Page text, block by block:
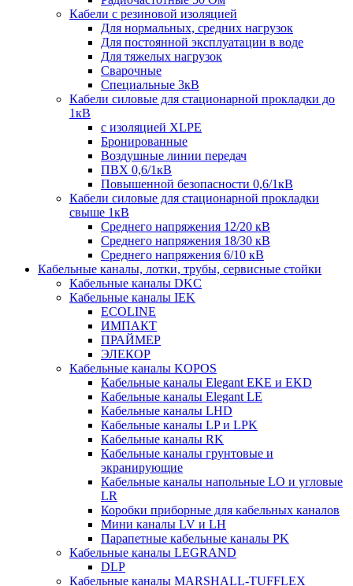
Кабели с резиновой изоляцией
Для нормальных, средних нагрузок
Для постоянной эксплуатации в воде
Для тяжелых нагрузок
Сварочные
Специальные 3кВ
Кабели силовые для стационарной прокладки до
1кВ
c изоляцией XLPE
Бронированные
Воздушные линии передач
ПВХ 0,6/1кВ
Повышенной безопасности 0,6/1кВ
Кабели силовые для стационарной прокладки
свыше 1кВ
Среднего напряжения 12/20 кВ
Среднего напряжения 18/30 кВ
Среднего напряжения 6/10 кВ
Кабельные каналы, лотки, трубы, сервисные стойки
Кабельные каналы DKC
Кабельные каналы IEK
ECOLINE
ИМПАКТ
ПРАЙМЕР
ЭЛЕКОР
Кабельные каналы KOPOS
Кабельные каналы Elegant EKE и EKD
Кабельные каналы Elegant LE
Кабельные каналы LHD
Кабельные каналы LP и LPK
Кабельные каналы RK
Кабельные каналы грунтовые и
экранирующие
Кабельные каналы напольные LO и угловые
LR
Коробки приборные для кабельных каналов
Мини каналы LV и LH
Парапетные кабельные каналы PK
Кабельные каналы LEGRAND
DLP
Кабельные каналы MARSHALL-TUFFLEX